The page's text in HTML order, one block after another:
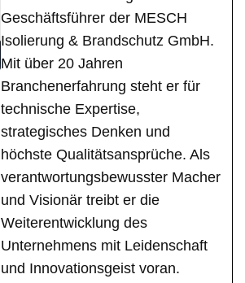
Geschäftsführer der MESCH
Isolierung & Brandschutz GmbH.
Mit über 20 Jahren
Branchenerfahrung steht er für
technische Expertise,
strategisches Denken und
höchste Qualitätsansprüche. Als
verantwortungsbewusster Macher
und Visionär treibt er die
Weiterentwicklung des
Unternehmens mit Leidenschaft
und Innovationsgeist voran.